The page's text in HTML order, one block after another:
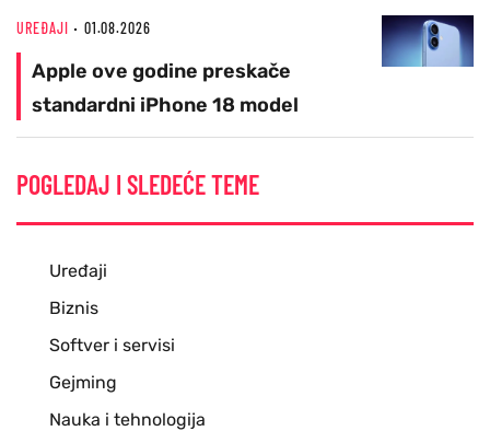
UREĐAJI 01.08.2026
Apple ove godine preskače
standardni iPhone 18 model
POGLEDAJ I SLEDEĆE TEME
Uređaji
Biznis
Softver i servisi
Gejming
Nauka i tehnologija